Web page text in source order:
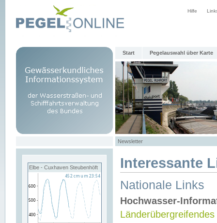
Hilfe
Start Pegelauswahl über Karte
Newsletter
Elbe - Cuxhaven Steubenhöft Interessante
Nationale Links
Hochwasser-